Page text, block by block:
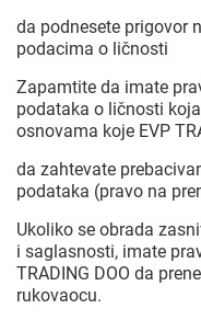
da podnesete prigovor
podacima o ličnosti
Zapamtite da imate
podataka o ličnosti
osnovama koje EVP
da zahtevate
podataka (pravo na
Ukoliko se obrada
i saglasnosti, imate
TRADING DOO da
rukovaocu.